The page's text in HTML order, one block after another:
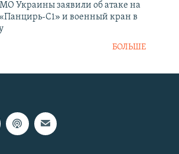
Украины заявили об атаке на
С1» и военный кран в
БОЛЬШЕ